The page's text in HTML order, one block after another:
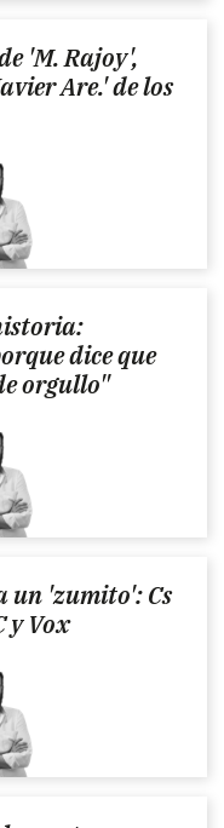
'M. Rajoy',
Are.' de los
dice que
orgullo"
un 'zumito': Cs
y Vox